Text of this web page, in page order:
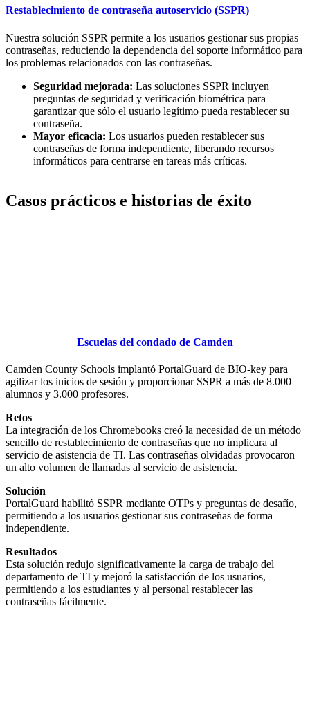
Restablecimiento de contraseña autoservicio (SSPR)
Nuestra solución SSPR permite a los usuarios gestionar sus propias
contraseñas, reduciendo la dependencia del soporte informático para
los problemas relacionados con las contraseñas.
Seguridad mejorada: Las soluciones SSPR incluyen
preguntas de seguridad y verificación biométrica para
garantizar que sólo el usuario legítimo pueda restablecer su
contraseña.
Mayor eficacia: Los usuarios pueden restablecer sus
contraseñas de forma independiente, liberando recursos
informáticos para centrarse en tareas más críticas.
Casos prácticos e historias de éxito
Escuelas del condado de Camden
Camden County Schools implantó PortalGuard de BIO-key para
agilizar los inicios de sesión y proporcionar SSPR a más de 8.000
alumnos y 3.000 profesores.
Retos
La integración de los Chromebooks creó la necesidad de un método
sencillo de restablecimiento de contraseñas que no implicara al
servicio de asistencia de TI. Las contraseñas olvidadas provocaron
un alto volumen de llamadas al servicio de asistencia.
Solución
PortalGuard habilitó SSPR mediante OTPs y preguntas de desafío,
permitiendo a los usuarios gestionar sus contraseñas de forma
independiente.
Resultados
Esta solución redujo significativamente la carga de trabajo del
departamento de TI y mejoró la satisfacción de los usuarios,
permitiendo a los estudiantes y al personal restablecer las
contraseñas fácilmente.